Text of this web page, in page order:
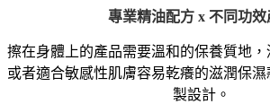
專業精油配方 x 不同功效
擦在身體上的產品需要溫和的保養質地
或者適合敏感性肌膚容易乾癢的滋潤保
製設計。